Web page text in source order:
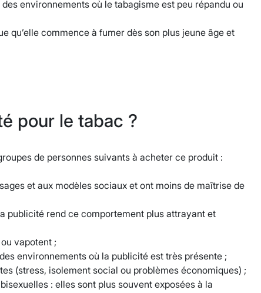
environnements où le tabagisme est peu répandu ou
qu’elle commence à fumer dès son plus jeune âge et
pour le tabac ?
de personnes suivants à acheter ce produit :
et aux modèles sociaux et ont moins de maîtrise de
publicité rend ce comportement plus attrayant et
vapotent ;
environnements où la publicité est très présente ;
(stress, isolement social ou problèmes économiques) ;
: elles sont plus souvent exposées à la